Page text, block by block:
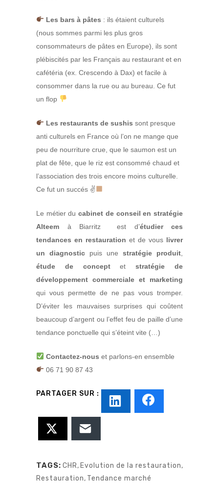
Les bars à pâtes : ils étaient culturels
(nous sommes parmi les plus gros
consommateurs de pâtes en Europe), ils sont
plébiscités par les Français au restaurant et en
cafétéria (ex. Crescendo à Dax) et facile à
consommer dans la rue ou au bureau. Ce fut
un flop
Les restaurants de sushis sont presque
anti culturels en France où l’on ne mange que
peu de nourriture crue, que le saumon est un
plat de fête, que le riz est consommé chaud et
l’association des trois encore moins culturelle.
Ce fut un succés ✌
Le métier ducabinet de conseil en stratégie
Alteem à Biarritz est d’étudier ces
tendances en restauration et de vous livrer
un diagnostic puis une stratégie produit
étude de conceptetstratégie de
développement commerciale et marketing
qui vous permette de ne pas vous tromper.
D’éviter les mauvaises surprises qui coûtent
beaucoup d’argent ou l’effet feu de paille d’une
tendance ponctuelle qui s’éteint vite (…)
Contactez-nous et parlons-en ensemble
06 71 90 87 43
TAGS: CHR, Evolution de la restauration,
Restauration, Tendance marché